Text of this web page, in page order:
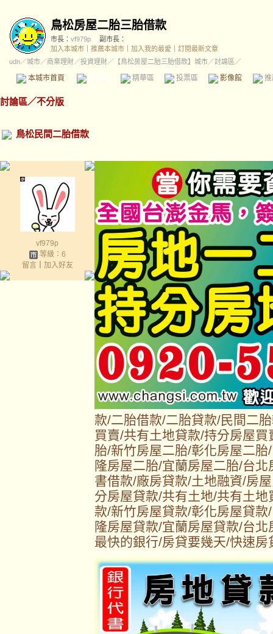
鳥松房屋二胎三胎借款
市長： vf979p
副市長：
加入本城市
推薦本城市 加入我的最愛
訂閱最新文章
udn／城市／商業理財／投資理財／ 【鳥松房屋二胎三胎借款】城市／討論區／
本城市首頁 精華區 投票區 影像館
討論區／不分版
鳥松民間二胎借款
vf979p
等級：6
留言｜ 加入好友
款/二胎借款/二胎貸款/民間二
買賣/共有土地貸款/持分房屋
胎/新竹房屋二胎/彰化房屋二
隆房屋二胎/宜蘭房屋二胎/台
書借款/廠房貸款/土地融資/房
分房屋貸款/共有土地/共有土
款/新竹房屋貸款/彰化房屋貸
隆房屋貸款/宜蘭房屋貸款/台
最快的銀行/房貸要幾天/快速房